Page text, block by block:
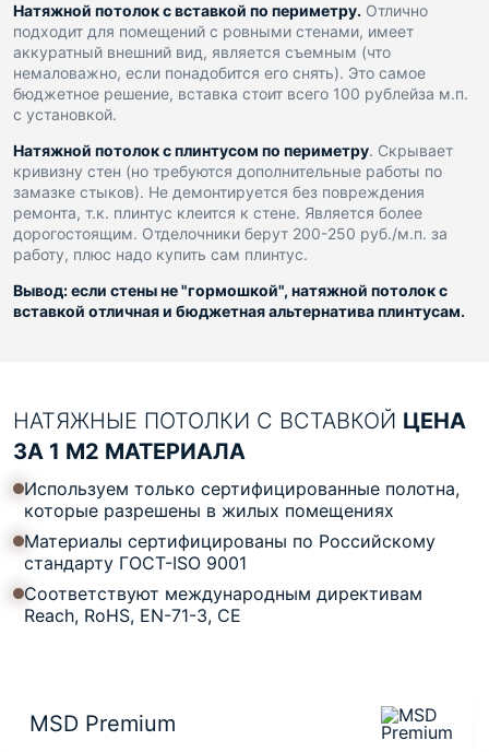
Натяжной потолок с вставкой по периметру. Отлично
подходит для помещений с ровными стенами, имеет
аккуратный внешний вид, является съемным (что
немаловажно, если понадобится его снять). Это самое
бюджетное решение, вставка стоит всего 100 рублейза м.п.
с установкой.
Натяжной потолок с плинтусом по периметру. Скрывает
кривизну стен (но требуются дополнительные работы по
замазке стыков). Не демонтируется без повреждения
ремонта, т.к. плинтус клеится к стене. Является более
дорогостоящим. Отделочники берут 200-250 руб./м.п. за
работу, плюс надо купить сам плинтус.
Вывод: если стены не "гормошкой", натяжной потолок с
вставкой отличная и бюджетная альтернатива плинтусам.
НАТЯЖНЫЕ ПОТОЛКИ С ВСТАВКОЙ ЦЕНА
ЗА 1 М2 МАТЕРИАЛА
Используем только сертифицированные полотна,
которые разрешены в жилых помещениях
Материалы сертифицированы по Российскому
стандарту ГОСТ-ISO 9001
Соответствуют международным директивам
Reach, RoHS, EN-71-3, CE
MSD Premium